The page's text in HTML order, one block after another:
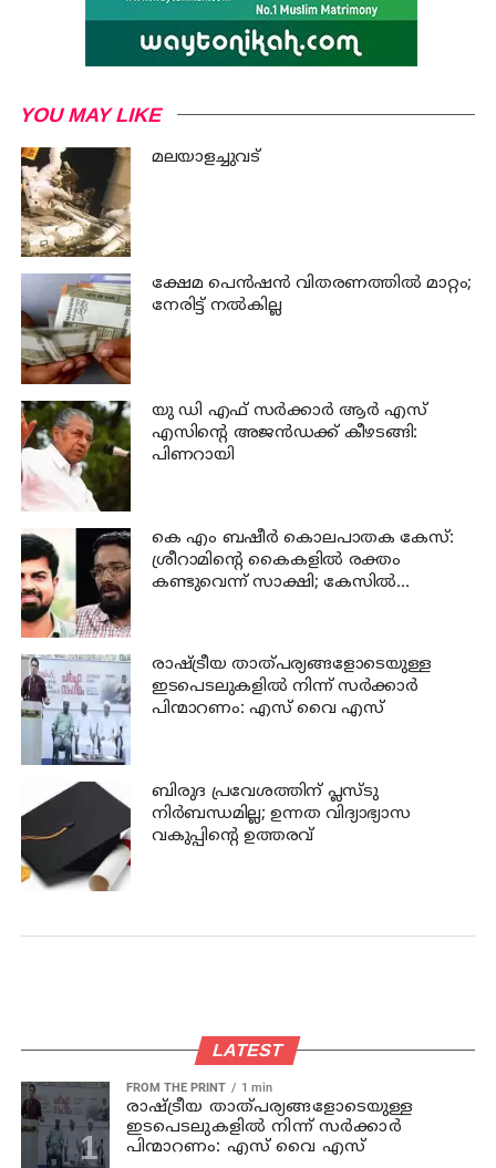
YOU MAY LIKE
മലയാളച്ചുവട്
ക്ഷേമ പെന്‍ഷന്‍ വിതരണത്തില്‍ മാറ്റം;
നേരിട്ട് നല്‍കില്ല
യു ഡി എഫ് സര്‍ക്കാര്‍ ആര്‍ എസ്
എസിന്റെ അജന്‍ഡക്ക്‌ കീഴടങ്ങി:
പിണറായി
കെ എം ബഷീര്‍ കൊലപാതക കേസ്:
ശ്രീറാമിന്റെ കൈകളില്‍ രക്തം
കണ്ടുവെന്ന് സാക്ഷി; കേസില്‍
രാഷ്ട്രീയ താത്പര്യങ്ങളോടെയുള്ള
ഇടപെടലുകളില്‍ നിന്ന് സര്‍ക്കാര്‍
പിന്മാറണം: എസ് വൈ എസ്
ബിരുദ പ്രവേശത്തിന് പ്ലസ്ടു
നിര്‍ബന്ധമില്ല; ഉന്നത വിദ്യാഭ്യാസ
വകുപ്പിന്റെ ഉത്തരവ്
LATEST
FROM THE PRINT 1 min
രാഷ്ട്രീയ താത്പര്യങ്ങളോടെയുള്ള
ഇടപെടലുകളില്‍ നിന്ന് സര്‍ക്കാര്‍
പിന്മാറണം: എസ് വൈ എസ്